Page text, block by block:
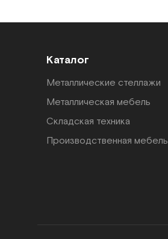
Каталог
Металлические стеллажи
Металлическая мебель
Складская техника
Производственная мебель